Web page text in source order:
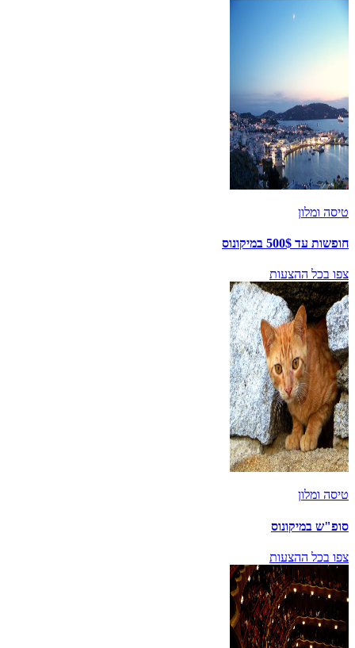
טיסה ומלון
חופשות עד 500$ במיקונוס
צפו בכל ההצעות
טיסה ומלון
סופ"ש במיקונוס
צפו בכל ההצעות